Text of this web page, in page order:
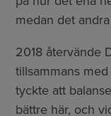
medan det
2018 återvände
tillsammans
tyckte att
bättre här, och